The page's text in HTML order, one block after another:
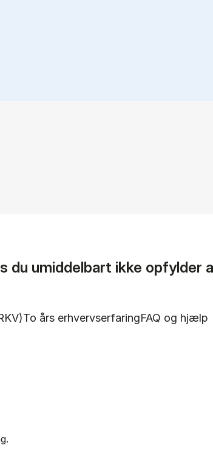
du umiddelbart ikke opfylder
Show panel
To års erhvervserfaringShow panel
FAQ og hjælp
content)